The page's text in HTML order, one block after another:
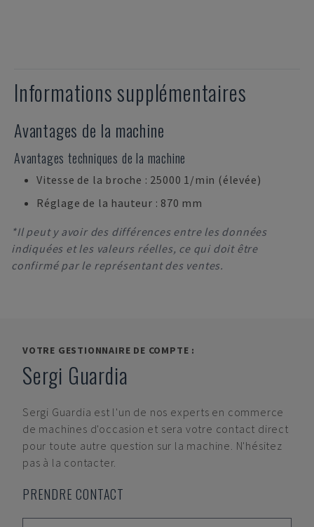
Informations supplémentaires
Avantages de la machine
Avantages techniques de la machine
Vitesse de la broche : 25000 1/min (élevée)
Réglage de la hauteur : 870 mm
*Il peut y avoir des différences entre les données
indiquées et les valeurs réelles, ce qui doit être
confirmé par le représentant des ventes.
VOTRE GESTIONNAIRE DE COMPTE :
Sergi Guardia
Sergi Guardia est l'un de nos experts en commerce
de machines d'occasion et sera votre contact direct
pour toute autre question sur la machine. N'hésitez
pas à la contacter.
PRENDRE CONTACT